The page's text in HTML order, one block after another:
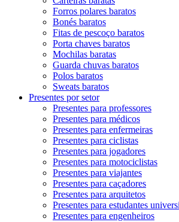
Forros polares baratos
Bonés baratos
Fitas de pescoço baratos
Porta chaves baratos
Mochilas baratas
Guarda chuvas baratos
Polos baratos
Sweats baratos
Presentes por setor
Presentes para professores
Presentes para médicos
Presentes para enfermeiras
Presentes para ciclistas
Presentes para jogadores
Presentes para motociclistas
Presentes para viajantes
Presentes para caçadores
Presentes para arquitetos
Presentes para estudantes
Presentes para engenheiros